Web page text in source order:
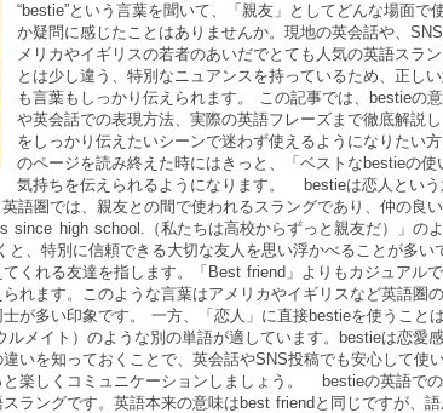
“bestie”という言葉を聞いて、「親友」としてどんな場面
か疑問に感じたことはありませんか。現地の英会話や、
メリカやイギリスの若者のあいだでとても人気の英語スラ
とは少し違う、特別なニュアンスを持っているため、正し
も言葉もしっかり伝えられます。 この記事では、bestieの
や英会話での表現方法、実際の英語フレーズまで徹底解説
をしっかり伝えたいシーンで迷わず使えるようになりたい
のページを読み終えた時にはきっと、「ベストなbestieの
気持ちを伝えられるようになります。 bestieは恋人とい
圏では、親友との間で使われるスラングであり、仲の良
since high school.（私たちは高校からずっと親友だ）」の
、特別に信頼できる大切な友人を思い浮かべることが多
くれる友達を指します。「Best friend」よりもカジュアル
れます。このような言葉はアメリカやイギリスなど英語圏
が多い印象です。 一方、「恋人」に直接bestieを使うこと
メイト）のような別の単語が適しています。bestieは恋愛
いを知っておくことで、英会話やSNS投稿でも安心して使
と楽しくコミュニケーションしましょう。 bestieの英語
ラングです。英語本来の意味はbest friendと同じですが、